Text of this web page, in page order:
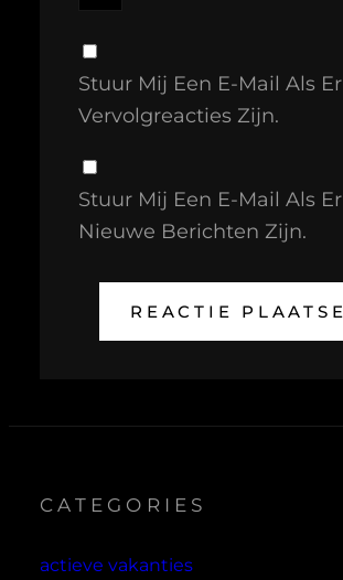
Stuur Mij Een E-Mail Als Er
Vervolgreacties Zijn.
Stuur Mij Een E-Mail Als Er
Nieuwe Berichten Zijn.
CATEGORIES
actieve vakanties